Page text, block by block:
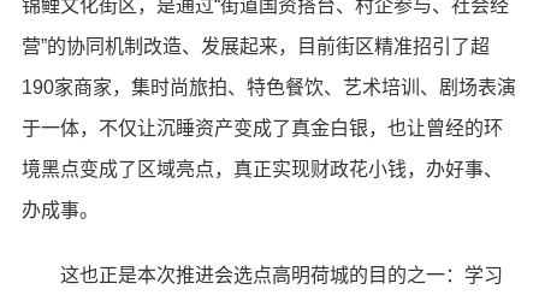
锦鲤文化街区，是通过“街道国资搭台、村企参与、社会经
营”的协同机制改造、发展起来，目前街区精准招引了超
190家商家，集时尚旅拍、特色餐饮、艺术培训、剧场表演
于一体，不仅让沉睡资产变成了真金白银，也让曾经的环
境黑点变成了区域亮点，真正实现财政花小钱，办好事、
办成事。
这也正是本次推进会选点高明荷城的目的之一：学习